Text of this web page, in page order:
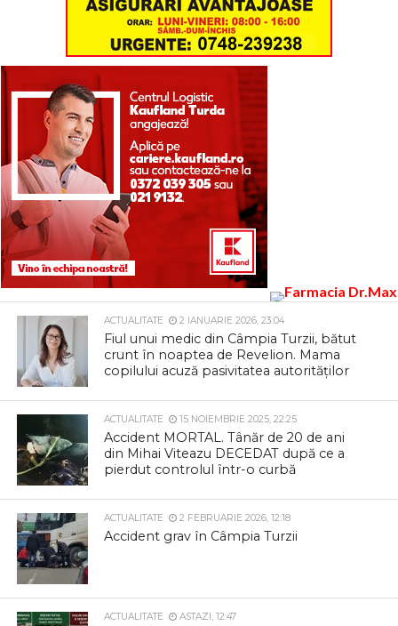
ACTUALITATE 2 IANUARIE 2026, 23:04
Fiul unui medic din Câmpia Turzii, bătut
crunt în noaptea de Revelion. Mama
copilului acuză pasivitatea autorităților
ACTUALITATE 15 NOIEMBRIE 2025, 22:25
Accident MORTAL. Tânăr de 20 de ani
din Mihai Viteazu DECEDAT după ce a
pierdut controlul într-o curbă
ACTUALITATE 2 FEBRUARIE 2026, 12:18
Accident grav în Câmpia Turzii
ACTUALITATE ASTAZI, 12:47